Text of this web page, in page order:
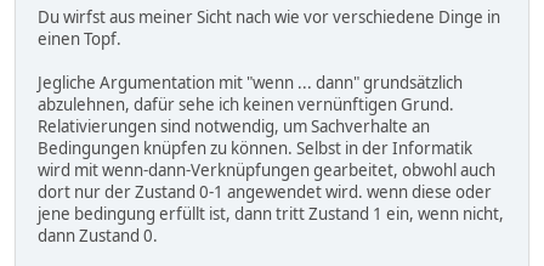
Du wirfst aus meiner Sicht nach wie vor verschiedene Dinge in
einen Topf.
Jegliche Argumentation mit "wenn ... dann" grundsätzlich
abzulehnen, dafür sehe ich keinen vernünftigen Grund.
Relativierungen sind notwendig, um Sachverhalte an
Bedingungen knüpfen zu können. Selbst in der Informatik
wird mit wenn-dann-Verknüpfungen gearbeitet, obwohl auch
dort nur der Zustand 0-1 angewendet wird. wenn diese oder
jene bedingung erfüllt ist, dann tritt Zustand 1 ein, wenn nicht,
dann Zustand 0.